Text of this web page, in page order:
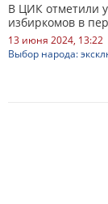
В ЦИК отметили
избиркомов в
13 июня 2024, 13:22
Выбор народа: